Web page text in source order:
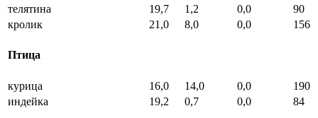
телятина
19,7 1,2 0,0
90
кролик
21,0 8,0 0,0 156
Птица
курица 16,0 14,0 0,0
190
индейка
19,2 0,7 0,0 84